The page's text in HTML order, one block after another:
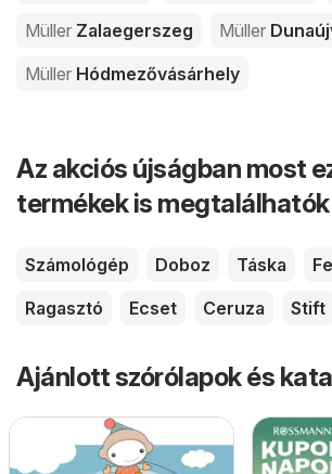
Müller Zalaegerszeg Müller
Müller Hódmezővásárhely
Az akciós újságban most
termékek is megtalálhatók
Számológép Doboz Táska
Ragasztó
Ecset Ceruza Stift
Ajánlott szórólapok és